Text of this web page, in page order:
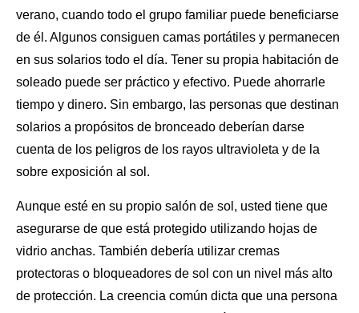
verano, cuando todo el grupo familiar puede beneficiarse
de él. Algunos consiguen camas portátiles y permanecen
en sus solarios todo el día. Tener su propia habitación de
soleado puede ser práctico y efectivo. Puede ahorrarle
tiempo y dinero. Sin embargo, las personas que destinan
solarios a propósitos de bronceado deberían darse
cuenta de los peligros de los rayos ultravioleta y de la
sobre exposición al sol.
Aunque esté en su propio salón de sol, usted tiene que
asegurarse de que está protegido utilizando hojas de
vidrio anchas. También debería utilizar cremas
protectoras o bloqueadores de sol con un nivel más alto
de protección. La creencia común dicta que una persona